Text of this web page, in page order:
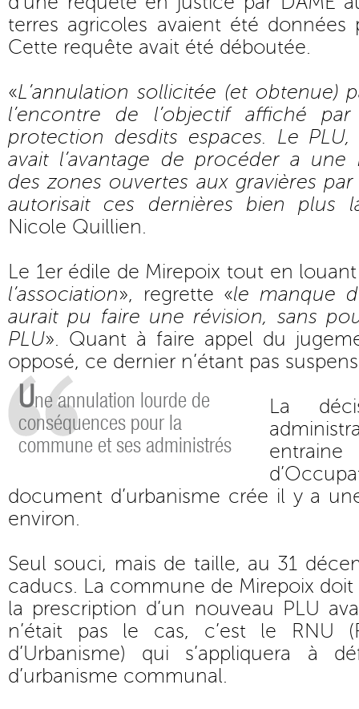
terres agricoles avaient été données
Cette requête avait été déboutée.
«L’annulation sollicitée (et obtenue)
l’encontre de l’objectif affiché
protection desdits espaces. Le PLU,
avait l’avantage de procéder a une
des zones ouvertes aux gravières
autorisait ces dernières bien plus
Nicole Quillien.
Le 1er édile de Mirepoix tout en
l’association», regrette «le manque
aurait pu faire une révision, sans
PLU». Quant à faire appel du
opposé, ce dernier n’étant pas
Une annulation lourde de
conséquences pour la
commune et ses administrés
La
document d’urbanisme crée il y a
environ.
Seul souci, mais de taille, au 31
caducs. La commune de Mirepoix
la prescription d’un nouveau PLU
n’était pas le cas, c’est le RNU
d’Urbanisme) qui s’appliquera à
d’urbanisme communal.